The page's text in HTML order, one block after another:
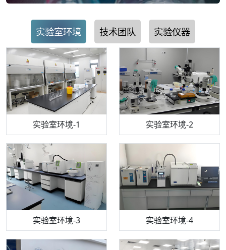
实验室环境 技术团队 实验仪器
实验室环境-1 实验室环境-2
实验室环境-3 实验室环境-4
机构质检技术员-1 机构质检技术员-2
机构质检技术员-3 机构质检技术员-4
步入式恒温恒湿试验箱 电感耦合等离子体光谱仪
高效液相色谱仪 流式细胞仪